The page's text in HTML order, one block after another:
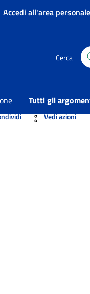
Accedi all'area personale
Cerca
Tutti gli
e delle
Vedi azioni